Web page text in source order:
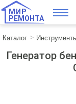
МИР
РЕМОНТА
Каталог
Генератор